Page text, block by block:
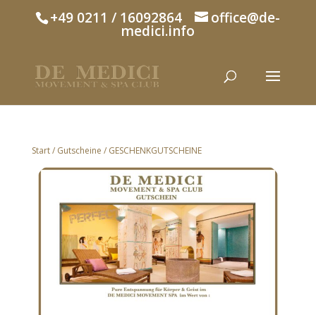
+49 0211 / 16092864 office@de-
medici.info
Start/ Gutscheine / GESCHENKGUTSCHEINE